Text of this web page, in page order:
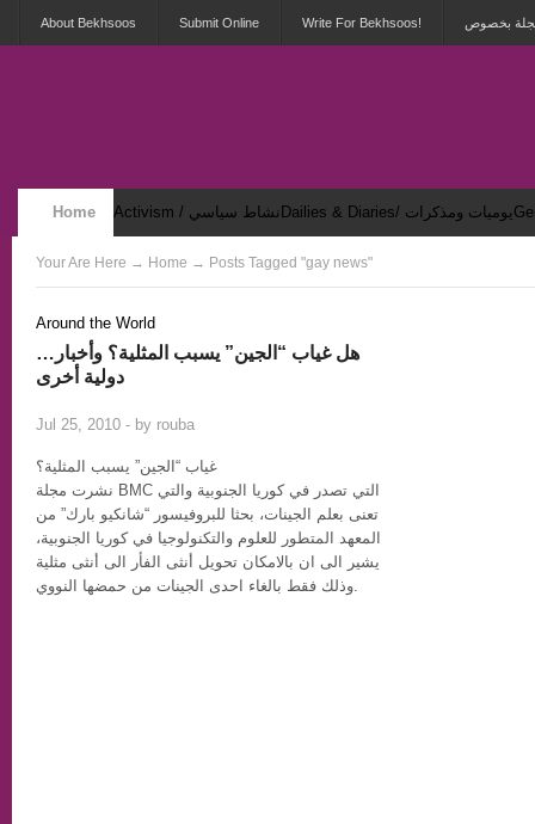
About Bekhsoos Submit Online Write For Bekhsoos! بخصوص
Home Activism / نشاط سياسي Dailies & Diaries/ يوميات ومذكرات
Security & Violence / أمان وعنف Your Are Here → Home → Posts Tagged "gay news"
Around the World
…هل غياب “الجين” يسبب المثلية؟ وأخبار
دولية أخرى
Jul 25, 2010 - by rouba
غياب “الجين” يسبب المثلية؟
نشرت مجلة BMC التي تصدر في كوريا الجنوبية والتي
تعنى بعلم الجينات، بحثا للبروفيسور “شانكيو بارك” من
المعهد المتطور للعلوم والتكنولوجيا في كوريا الجنوبية،
يشير الى ان بالامكان تحويل أنثى الفأر الى أنثى مثلية
وذلك فقط بالغاء احدى الجينات من حمضها النووي.